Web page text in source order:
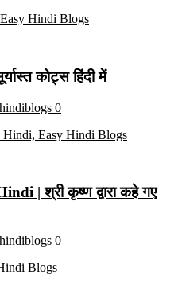
कोट्स हिंदी में
0
| श्री कृष्ण द्वारा कहे गए
0